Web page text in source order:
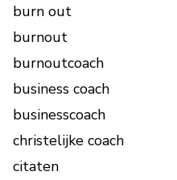
burn out
burnout
burnoutcoach
business coach
businesscoach
christelijke coach
citaten